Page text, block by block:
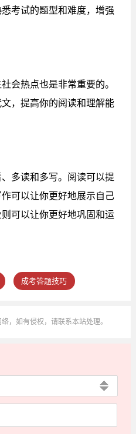
考试的题型和难度，增强
会热点也是非常重要的。
，提高你的阅读和理解能
多读和多写。阅读可以提
可以让你更好地展示自己
可以让你更好地巩固和运
成考答题技巧
，如有侵权，请联系本站处理。